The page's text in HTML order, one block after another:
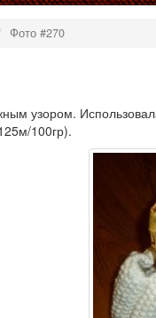
Фото #270
узором.
100гр).